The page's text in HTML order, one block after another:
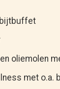
oliemolen
met o.a.